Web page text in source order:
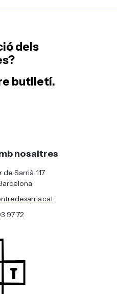
dels
butlletí.
nosaltres
Sarrià, 117
97 72